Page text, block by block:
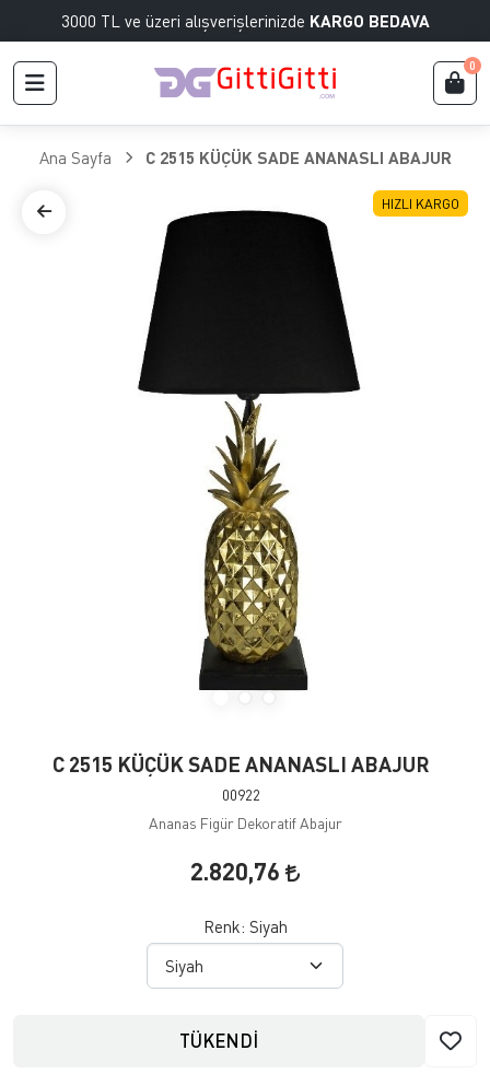
3000 TL ve üzeri alışverişlerinizde KARGO BEDAVA
0
Ana Sayfa C 2515 KÜÇÜK SADE ANANASLI ABAJUR
HIZLI KARGO
C 2515 KÜÇÜK SADE ANANASLI ABAJUR
00922
Ananas Figür Dekoratif Abajur
2.820,76
Renk: Siyah
TÜKENDİ